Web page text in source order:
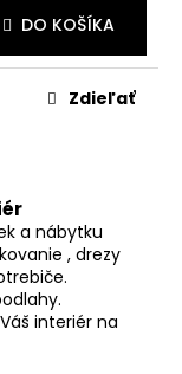
DO KOŠÍKA
Zdieľať
a nábytku
, drezy
interiér na